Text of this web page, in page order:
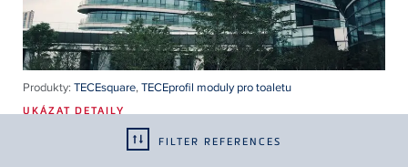
FILTER REFERENCES
Produkty: TECEsquare,TECEprofil moduly pro toaletu
UKÁZAT DETAILY
ITÁLIE, MILANO – HOTEL & GASTRONOMIE